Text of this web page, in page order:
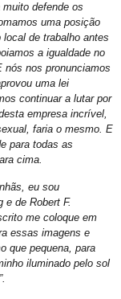
Madrinhas do 21º Orgulho LGBT+ Bahia
GGB comemora sentença exemplar
Criar Grupo de Afinidade LGBT na empresa
17 de maio e o pioneirismo da Bahia no enfrentamento da LGBTfobia
Dominação, subversão e prazer: entenda o que torna anal o “queridinho”
muito defende os
uma posição
de trabalho antes
a igualdade no
nós nos pronunciamos
uma lei
continuar a lutar por
empresa incrível,
faria o mesmo. E
para todas as
cima.
eu sou
e de Robert F.
me coloque em
essas imagens e
que pequena, para
iluminado pelo sol